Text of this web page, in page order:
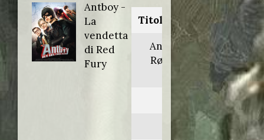
Antboy -
La
vendetta
di Red
Fury
Titolo originale:
Antboy: Den
Røde Furies